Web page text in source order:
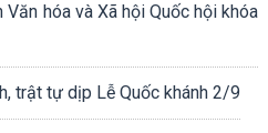
hóa và Xã hội Quốc hội khóa
trật tự dịp Lễ Quốc khánh 2/9